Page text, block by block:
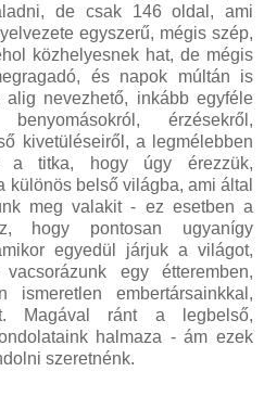
de csak 146 oldal, ami
egyszerű, mégis szép,
közhelyesnek hat, de mégis
és napok múltán is
alig nevezhető, inkább egyféle
érzésekről,
kivetüléseiről, a legmélebben
a titka, hogy úgy érezzük,
különös belső világba, ami által
meg valakit - ez esetben a
hogy pontosan ugyanígy
egyedül járjuk a világot,
egy étteremben,
embertársainkkal,
Magával ránt a legbelső,
halmaza - ám ezek
szeretnénk.